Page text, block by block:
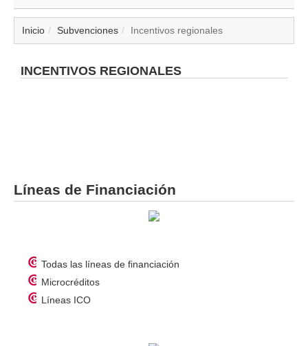
Inicio Subvenciones Incentivos regionales
INCENTIVOS REGIONALES
Líneas de Financiación
Todas las líneas de financiación
Microcréditos
Líneas ICO